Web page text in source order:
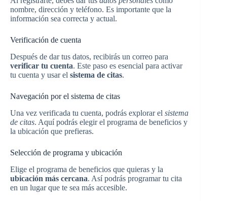
nombre, dirección y teléfono. Es importante que la
información sea correcta y actual.
Verificación de cuenta
Después de dar tus datos, recibirás un correo para
verificar tu cuenta. Este paso es esencial para activar
tu cuenta y usar el sistema de citas.
Navegación por el sistema de citas
Una vez verificada tu cuenta, podrás explorar el sistema
de citas. Aquí podrás elegir el programa de beneficios y
la ubicación que prefieras.
Selección de programa y ubicación
Elige el programa de beneficios que quieras y la
ubicación más cercana. Así podrás programar tu cita
en un lugar que te sea más accesible.